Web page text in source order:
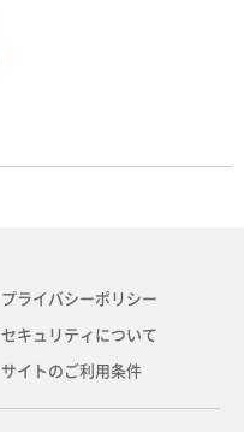
プライバシーポリシー
セキュリティについて
サイトのご利用条件